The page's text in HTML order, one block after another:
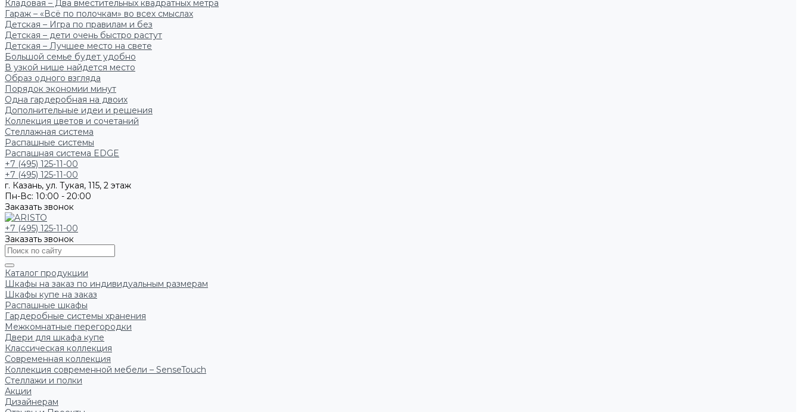
Кладовая – Два вместительных квадратных метра
Гараж – «Всё по полочкам» во всех смыслах
Детская – Игра по правилам и без
Детская – дети очень быстро растут
Детская – Лучшее место на свете
Большой семье будет удобно
В узкой нише найдется место
Образ одного взгляда
Порядок экономии минут
Одна гардеробная на двоих
Дополнительные идеи и решения
Коллекция цветов и сочетаний
Стеллажная система
Распашные системы
Распашная система EDGE
+7 (495) 125-11-00
+7 (495) 125-11-00
г. Казань, ул. Тукая, 115, 2 этаж
Пн-Вс: 10:00 - 20:00
Заказать звонок
+7 (495) 125-11-00
Заказать звонок
Каталог продукции
Шкафы на заказ по индивидуальным размерам
Шкафы купе на заказ
Распашные шкафы
Гардеробные системы хранения
Межкомнатные перегородки
Двери для шкафа купе
Классическая коллекция
Современная коллекция
Коллекция современной мебели – SenseTouch
Стеллажи и полки
Акции
Дизайнерам